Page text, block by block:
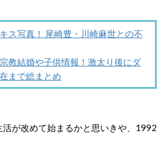
ス写真！ 尾崎豊・川崎麻世との不
教結婚や子供情報！激太り後にダ
まで総まとめ
が改めて始まるかと思いきや、1992